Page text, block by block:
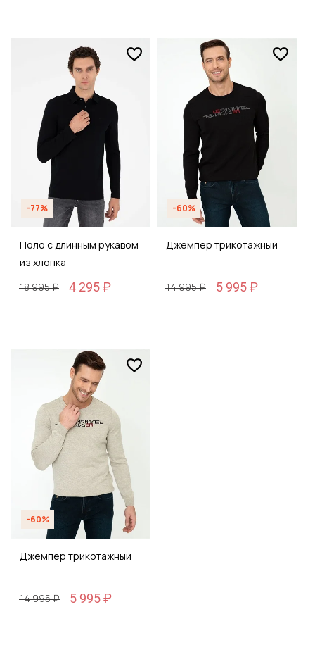
-77%
Поло с длинным рукавом
из хлопка
18 995 ₽
4 295 ₽
-60%
Джемпер трикотажный
14 995 ₽ 5 995 ₽
-60%
Джемпер трикотажный
14 995 ₽ 5 995 ₽